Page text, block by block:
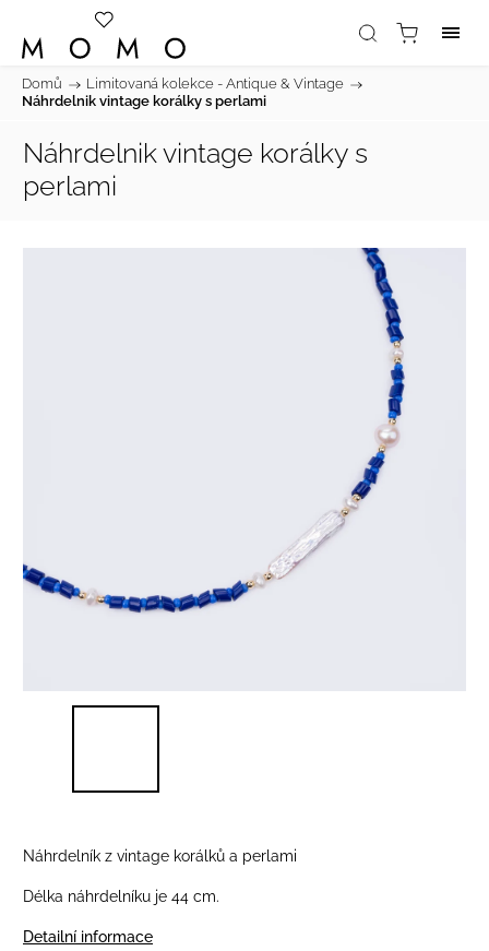
Domů / Limitovaná kolekce - Antique & Vintage /
Náhrdelnik vintage korálky s perlami
Náhrdelnik vintage korálky s
perlami
Náhrdelník z vintage korálků a perlami
Délka náhrdelníku je 44 cm.
Detailní informace